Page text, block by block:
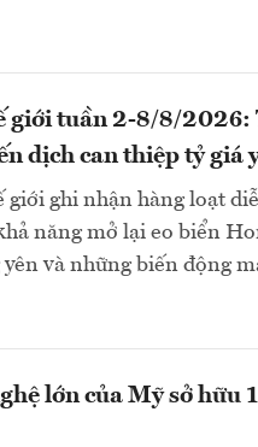
giới tuần 2-8/8/2026:
dịch can thiệp tỷ giá
giới ghi nhận hàng loạt
năng mở lại eo biển
yên và những biến động
lớn của Mỹ sở hữu